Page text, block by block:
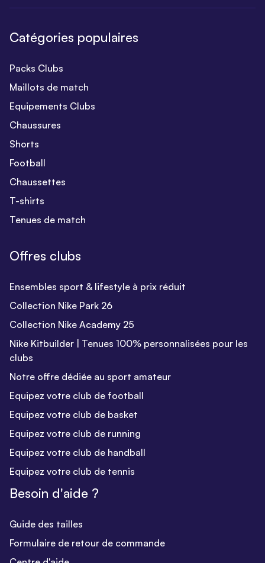
Catégories populaires
Packs Clubs
Maillots de match
Equipements Clubs
Chaussures
Shorts
Football
Chaussettes
T-shirts
Tenues de match
Offres clubs
Ensembles sport & lifestyle à prix réduit
Collection Nike Park 26
Collection Nike Academy 25
Nike Kitbuilder | Tenues 100% personnalisées pour les
clubs
Notre offre dédiée au sport amateur
Equipez votre club de football
Equipez votre club de basket
Equipez votre club de running
Equipez votre club de handball
Equipez votre club de tennis
Besoin d'aide ?
Guide des tailles
Formulaire de retour de commande